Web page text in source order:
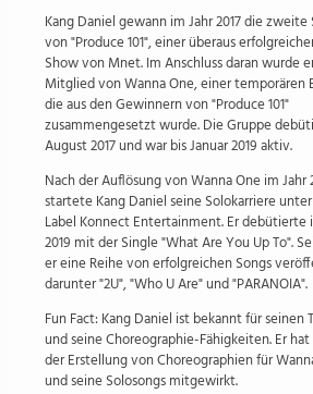
Kang Daniel gewann im Jahr 2017 die zweite
von "Produce 101", einer überaus
Show von Mnet. Im Anschluss daran wurde
Mitglied von Wanna One, einer temporären
die aus den Gewinnern von "Produce 101"
zusammengesetzt wurde. Die Gruppe
August 2017 und war bis Januar 2019 aktiv.
Nach der Auflösung von Wanna One im Jahr
startete Kang Daniel seine Solokarriere
Label Konnect Entertainment. Er debütierte
2019 mit der Single "What Are You Up To".
er eine Reihe von erfolgreichen Songs
darunter "2U", "Who U Are" und "PARANOIA".
Fun Fact: Kang Daniel ist bekannt für seinen
und seine Choreographie-Fähigkeiten. Er hat
der Erstellung von Choreographien für
und seine Solosongs mitgewirkt.